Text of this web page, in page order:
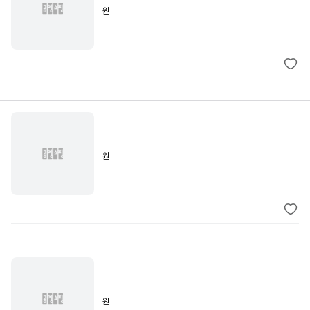
원
원
원